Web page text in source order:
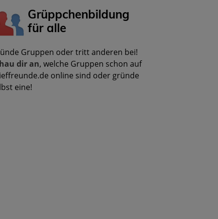
Grüppchenbildung
für alle
Gruppen oder tritt anderen bei!
dir an, welche Gruppen schon auf
online sind oder gründe
eine!